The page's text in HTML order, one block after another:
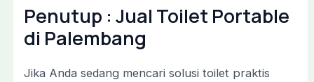
Penutup : Jual Toilet Portable
di Palembang
Jika Anda sedang mencari solusi toilet praktis